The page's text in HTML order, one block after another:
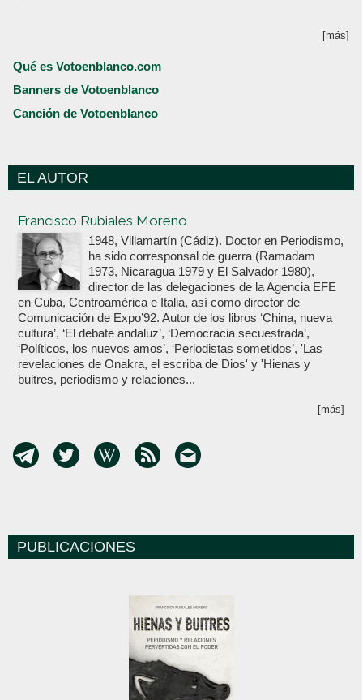
[más]
Qué es Votoenblanco.com
Banners de Votoenblanco
Canción de Votoenblanco
EL AUTOR
Francisco Rubiales Moreno
1948, Villamartín (Cádiz). Doctor en Periodismo,
ha sido corresponsal de guerra (Ramadam
1973, Nicaragua 1979 y El Salvador 1980),
director de las delegaciones de la Agencia EFE
en Cuba, Centroamérica e Italia, así como director de
Comunicación de Expo’92. Autor de los libros ‘China, nueva
cultura’, ‘El debate andaluz’, ‘Democracia secuestrada’,
‘Políticos, los nuevos amos’, ‘Periodistas sometidos’, 'Las
revelaciones de Onakra, el escriba de Dios' y 'Hienas y
buitres, periodismo y relaciones...
[más]
PUBLICACIONES